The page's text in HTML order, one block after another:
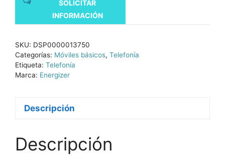
SOLICITAR
INFORMACIÓN
SKU: DSP0000013750
Categorías: Móviles básicos, Telefonía
Etiqueta: Telefonía
Marca: Energizer
Descripción
Descripción